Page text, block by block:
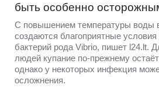
быть особенно
С повышением температуры воды
создаются благоприятные
бактерий рода Vibrio, пишет l24.lt.
людей купание по-прежнему
однако у некоторых инфекция
осложнения.